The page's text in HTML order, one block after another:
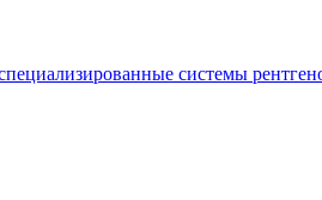
системы